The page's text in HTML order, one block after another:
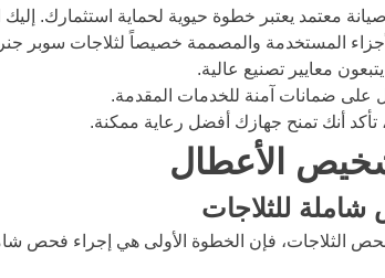
معتمد يعتبر خطوة حيوية لحماية استثمارك.
المستخدمة والمصممة خصيصاً لثلاجات سوبر
معايير تصنيع عالية.
على ضمانات آمنة للخدمات المقدمة.
تأكد أنك تمنح جهازك أفضل رعاية ممكنة.
الأعطال
للثلاجات
بفحص الثلاجات، فإن الخطوة الأولى هي إجراء فحص